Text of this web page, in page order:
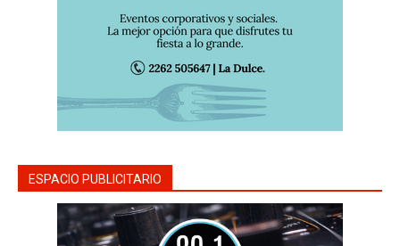
ESPACIO PUBLICITARIO